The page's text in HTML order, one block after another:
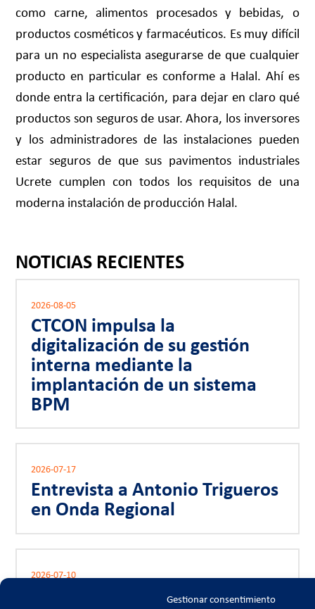
Gestionar consentimiento
como carne, alimentos procesados y bebidas, o
productos cosméticos y farmacéuticos. Es muy difícil
para un no especialista asegurarse de que cualquier
producto en particular es conforme a Halal. Ahí es
donde entra la certificación, para dejar en claro qué
productos son seguros de usar. Ahora, los inversores
y los administradores de las instalaciones pueden
estar seguros de que sus pavimentos industriales
Ucrete cumplen con todos los requisitos de una
moderna instalación de producción Halal.
NOTICIAS RECIENTES
2026-08-05
CTCON impulsa la
digitalización de su gestión
interna mediante la
implantación de un sistema
BPM
2026-07-17
Entrevista a Antonio Trigueros
en Onda Regional
2026-07-10
La Asamblea y Foro del 50